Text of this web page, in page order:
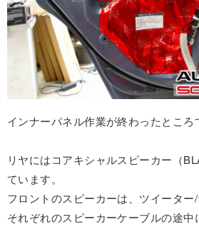
インナーパネル作業が終わったところ
リヤにはコアキシャルスピーカー（
ています。
フロントのスピーカーは、ツイーター
それぞれのスピーカーケーブルの途